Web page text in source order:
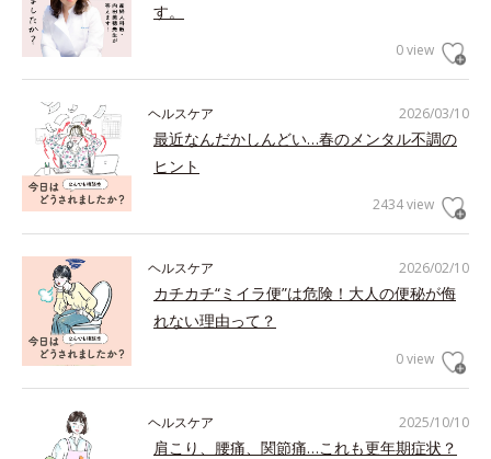
す。
0 view
2026/03/10
ヘルスケア
最近なんだかしんどい…春のメンタル不調の
ヒント
2434 view
2026/02/10
ヘルスケア
カチカチ“ミイラ便”は危険！大人の便秘が侮
れない理由って？
0 view
2025/10/10
ヘルスケア
肩こり、腰痛、関節痛…これも更年期症状？